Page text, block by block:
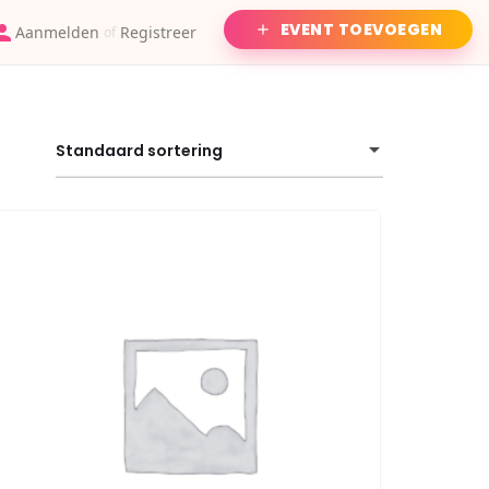
Aanmelden of Registreer EVENT TOEVOEGEN
Standaard sortering